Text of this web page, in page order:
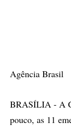
Agência Brasil
BRASÍLIA - A
pouco, as 11